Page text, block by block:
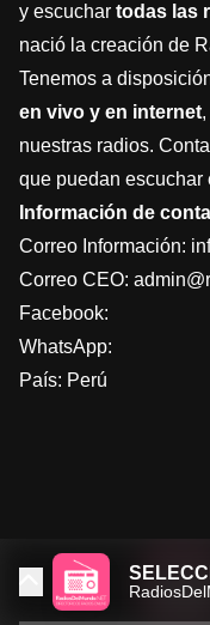
y escuchar todas las
nació la creación de
Tenemos a
en vivo y en internet
nuestras radios.
que puedan escuchar
Información de
Correo Información:
Correo CEO:
Facebook:
WhatsApp:
País: Perú